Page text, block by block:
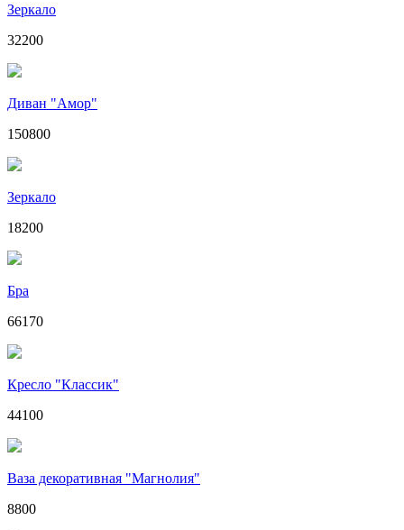
Зеркало
32200
Диван "Амор"
150800
Зеркало
18200
Бра
66170
Кресло "Классик"
44100
Ваза декоративная "Магнолия"
8800